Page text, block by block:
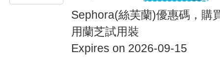
Sephora(絲芙蘭)優惠碼，購
用蘭芝試用裝
Expires on 2026-09-15